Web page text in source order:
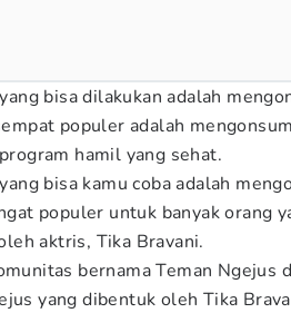
bisa dilakukan adalah
populer adalah
hamil yang sehat.
bisa kamu coba adalah
populer untuk banyak orang
aktris, Tika Bravani.
bernama Teman Ngejus
yang dibentuk oleh Tika